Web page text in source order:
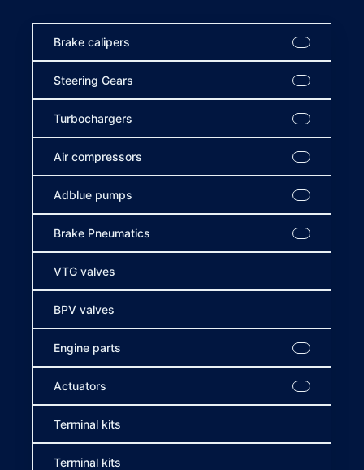
Brake calipers
Steering Gears
Turbochargers
Air compressors
Adblue pumps
Brake Pneumatics
VTG valves
BPV valves
Engine parts
Actuators
Terminal kits
Terminal kits